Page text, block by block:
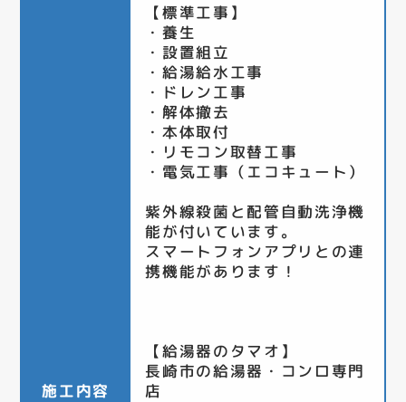
施工内容
【標準工事】
・養生
・設置組立
・給湯給水工事
・ドレン工事
・解体撤去
・本体取付
・リモコン取替工事
・電気工事（エコキュート）
紫外線殺菌と配管自動洗浄機
能が付いています。
スマートフォンアプリとの連
携機能があります！
【給湯器のタマオ】
長崎市の給湯器・コンロ専門
店